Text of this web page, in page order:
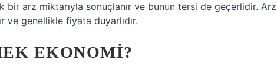
bir arz miktarıyla sonuçlanır ve bunun tersi de geçerlidir.
ve genellikle fiyata duyarlıdır.
EKONOMI?